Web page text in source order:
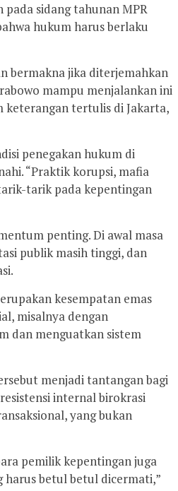
sidang tahunan MPR
hukum harus berlaku
bermakna jika diterjemahkan
mampu menjalankan ini
keterangan tertulis di Jakarta,
penegakan hukum di
“Praktik korupsi, mafia
tarik pada kepentingan
penting. Di awal masa
publik masih tinggi, dan
kesempatan emas
misalnya dengan
dan menguatkan sistem
menjadi tantangan bagi
internal birokrasi
yang bukan
pemilik kepentingan juga
harus betul betul dicermati,”